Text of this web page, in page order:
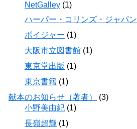
NetGalley (1)
ハーパー・コリンズ・ジャパン
ボイジャー (1)
大阪市立図書館 (1)
東京堂出版 (1)
東京書籍 (1)
献本のお知らせ（著者）
(3)
小野美由紀 (1)
長嶺超輝 (1)